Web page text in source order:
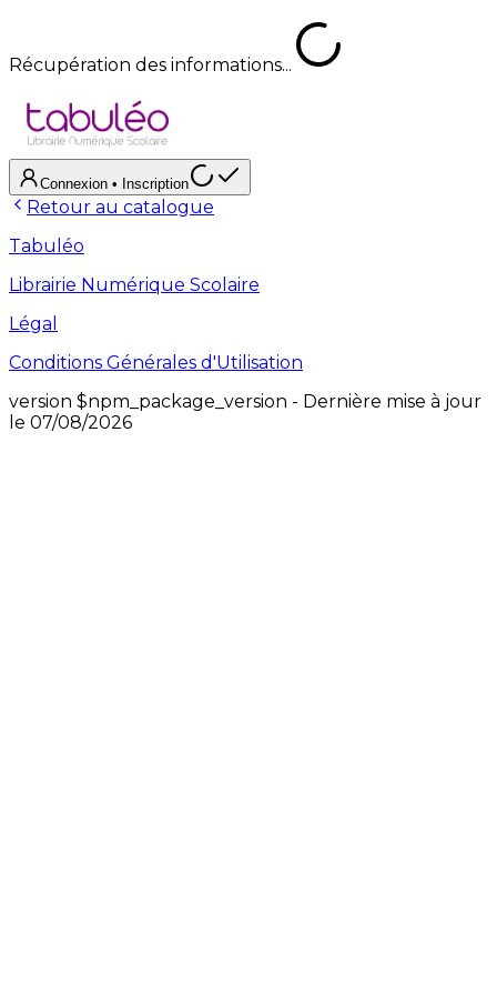
Récupération des informations...
Connexion • Inscription
Retour au catalogue
Tabuléo
Librairie Numérique Scolaire
Légal
Conditions Générales d'Utilisation
version $npm_package_version - Dernière mise à jour
le 07/08/2026